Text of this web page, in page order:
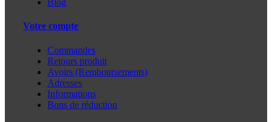
Blog
Votre compte
Commandes
Retours produit
Avoirs (Remboursements)
Adresses
Informations
Bons de réduction